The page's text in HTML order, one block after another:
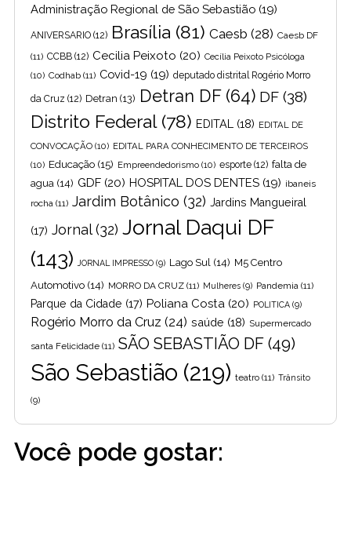
Administração Regional de São Sebastião (19)
ANIVERSARIO (12) Brasília (81) Caesb (28) Caesb DF
(11) CCBB (12) Cecilia Peixoto (20) Cecília Peixoto Psicóloga
(10) Codhab (11) Covid-19 (19) deputado distrital Rogério Morro
da Cruz (12) Detran (13) Detran DF(64) DF (38)
Distrito Federal(78) EDITAL (18) EDITAL DE
CONVOCAÇÃO (10) EDITAL PARA CONHECIMENTO DE TERCEIROS
(10) Educação (15) Empreendedorismo (10) esporte (12) falta de
agua (14) GDF (20) HOSPITAL DOS DENTES (19) ibaneis
rocha (11) Jardim Botânico (32) Jardins Mangueiral
(17) Jornal(32) Jornal Daqui DF
(143)
JORNAL IMPRESSO (9) Lago Sul (14) M5 Centro
Automotivo (14) MORRO DA CRUZ (11) Mulheres (9) Pandemia (11)
Parque da Cidade (17) Poliana Costa (20) POLITICA (9)
Rogério Morro da Cruz (24) saúde (18) Supermercado
santa Felicidade (11) SÃO SEBASTIÃO DF (49)
São Sebastião (219) teatro (11) Trânsito
(9)
Você pode gostar: